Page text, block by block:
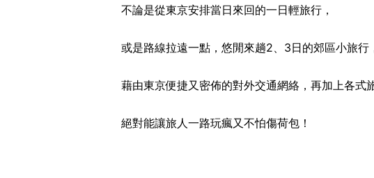
不論是從東京安排當日來回的一日輕旅行，
或是路線拉遠一點，悠閒來趟2、3日的郊區小旅行
藉由東京便捷又密佈的對外交通網絡，再加上各式
絕對能讓旅人一路玩瘋又不怕傷荷包！